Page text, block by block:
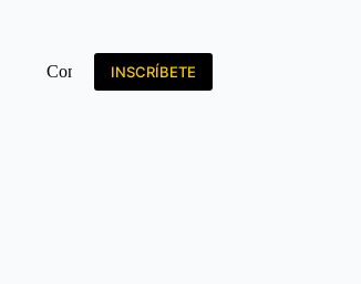
Contacto INSCRÍBETE